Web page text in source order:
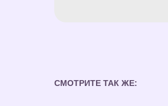
СМОТРИТЕ ТАК ЖЕ: